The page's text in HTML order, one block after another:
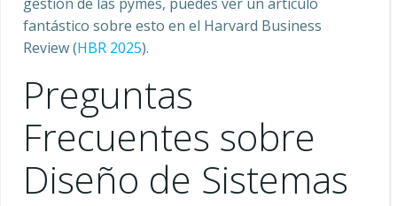
fantástico sobre esto en el Harvard Business
Review (HBR 2025).
Preguntas
Frecuentes sobre
Diseño de Sistemas